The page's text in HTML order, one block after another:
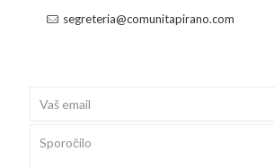
segreteria@comunitapirano.com